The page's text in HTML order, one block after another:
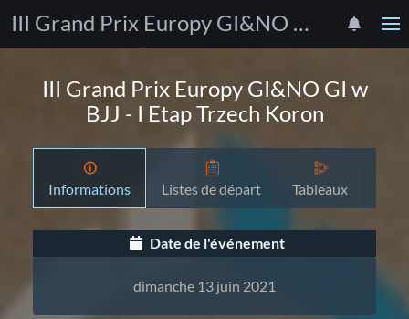
III Grand Prix Europy GI&NO GI w BJJ - I Etap Trzech Koron
III Grand Prix Europy GI&NO GI w
BJJ - I Etap Trzech Koron
Informations Listes de départ Tableaux
Date de l'événement
dimanche 13 juin 2021